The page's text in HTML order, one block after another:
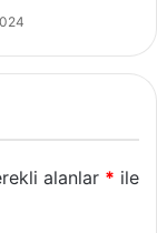
alanlar * ile